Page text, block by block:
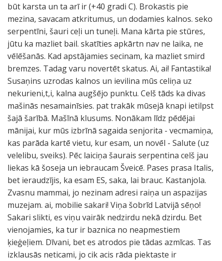
būt karsta un ta arī ir (+40 gradi C). Brokastis pie
mezina, savacam atkritumus, un dodamies kalnos. seko
serpentīni, šauri ceļi un tuneļi. Mana kārta pie stūres,
jūtu ka mazliet bail. skatīties apkārtn nav ne laika, ne
vēlēšanās. Kad apstājamies secinam, ka mazliet smird
bremzes. Tadag varu novertēt skatus. Ai, ai! Fantastika!
Susaņins uzrodas kalnos un ievilina mūs celiņa uz
nekurieni,t,i, kalna augšējo punktu. Celš tāds ka divas
mašinās nesamainīsies. pat trakāk mūsejā knapi ietilpst
šajā šarībā. Mašīnā klusums. Nonākam līdz pēdējai
mānijai, kur mūs izbrīnā sagaida senjorita - vecmamiņa,
kas parāda kartē vietu, kur esam, un novēl - Salute (uz
velelibu, sveiks). Pēc laiciņa šaurais serpentina celš jau
liekas kā šoseja un iebraucam Šveicē. Pases prasa Italis,
bet ieraudzījis, ka esam ES, saka, lai brauc. Kastanjola.
Zvasnu mammai, jo nezinam adresi raiņa un aspazijas
muzejam. ai, mobilie sakari! Viņa šobrīd Latvijā sēņo!
Sakari slikti, es viņu vairāk nedzirdu nekā dzirdu. Bet
vienojamies, ka tur ir baznica no neapmestiem
ķieģeļiem. Dīvani, bet es atrodos pie tādas azmīcas. Tas
izklausās neticami, jo cik acis rāda piektaste ir